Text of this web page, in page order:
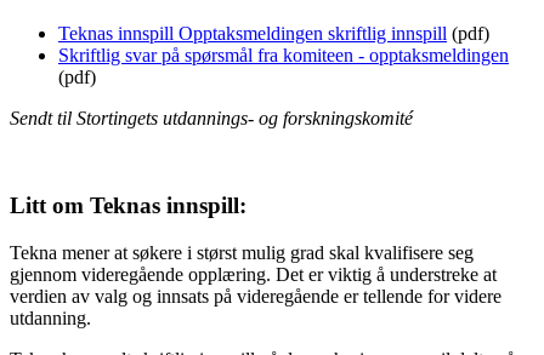
Teknas innspill Opptaksmeldingen skriftlig innspill (pdf)
Skriftlig svar på spørsmål fra komiteen - opptaksmeldingen
(pdf)
Sendt til ​​Stortingets utdannings- og forskningskomité
Litt om Teknas innspill:
Tekna mener at søkere i størst mulig grad skal kvalifisere seg
gjennom videregående opplæring. Det er viktig å understreke at
verdien av valg og innsats på videregående er tellende for videre
utdanning.